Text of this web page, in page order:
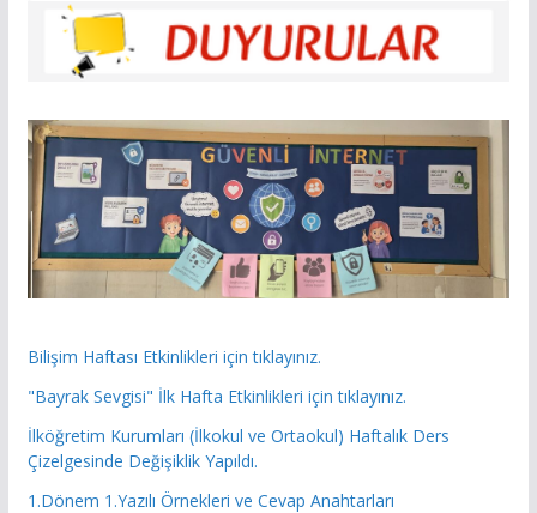
Bilişim Haftası Etkinlikleri için tıklayınız.
"Bayrak Sevgisi" İlk Hafta Etkinlikleri için tıklayınız.
İlköğretim Kurumları (İlkokul ve Ortaokul) Haftalık Ders
Çizelgesinde Değişiklik Yapıldı.
1.Dönem 1.Yazılı Örnekleri ve Cevap Anahtarları